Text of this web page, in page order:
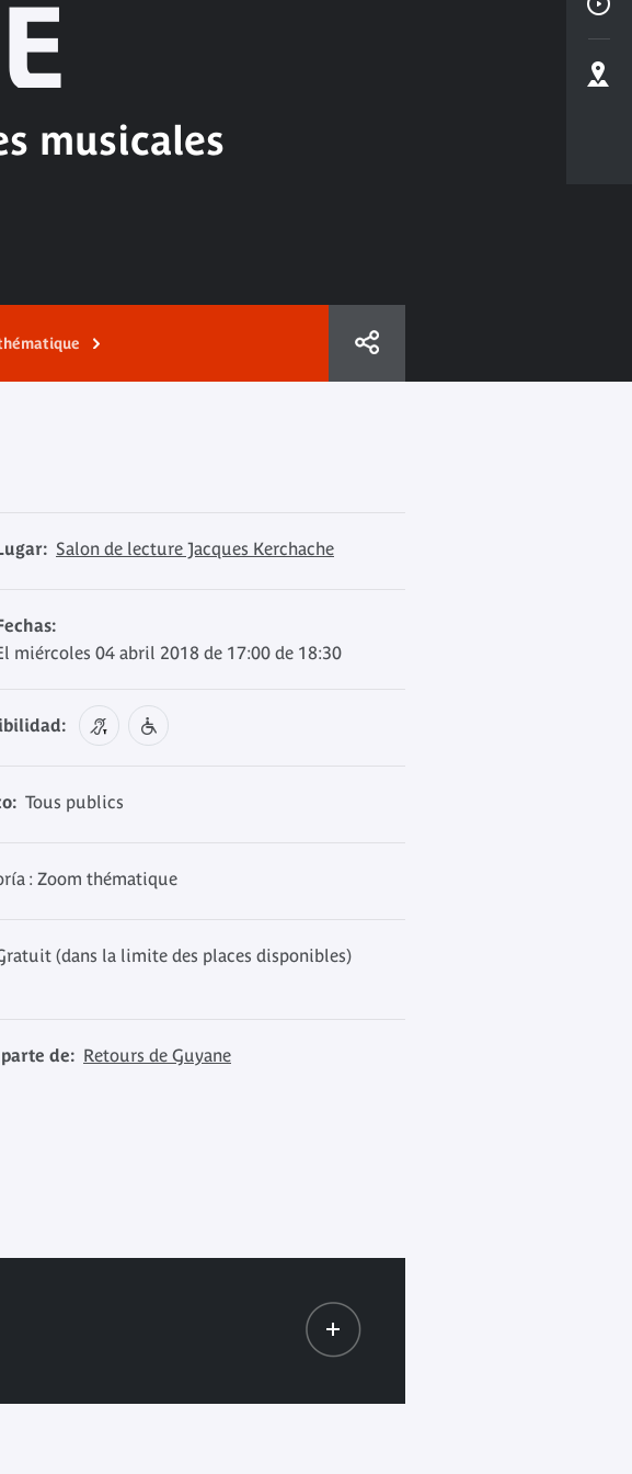
musicales
Salon de lecture Jacques Kerchache
miércoles 04 abril 2018 de 17:00 de 18:30
Tous publics
: Zoom thématique
(dans la limite des places disponibles)
de: Retours de Guyane